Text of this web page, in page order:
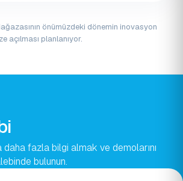
önümüzdeki dönemin inovasyon
açılması planlanıyor.
daha fazla bilgi almak ve demolarını
bulunun.